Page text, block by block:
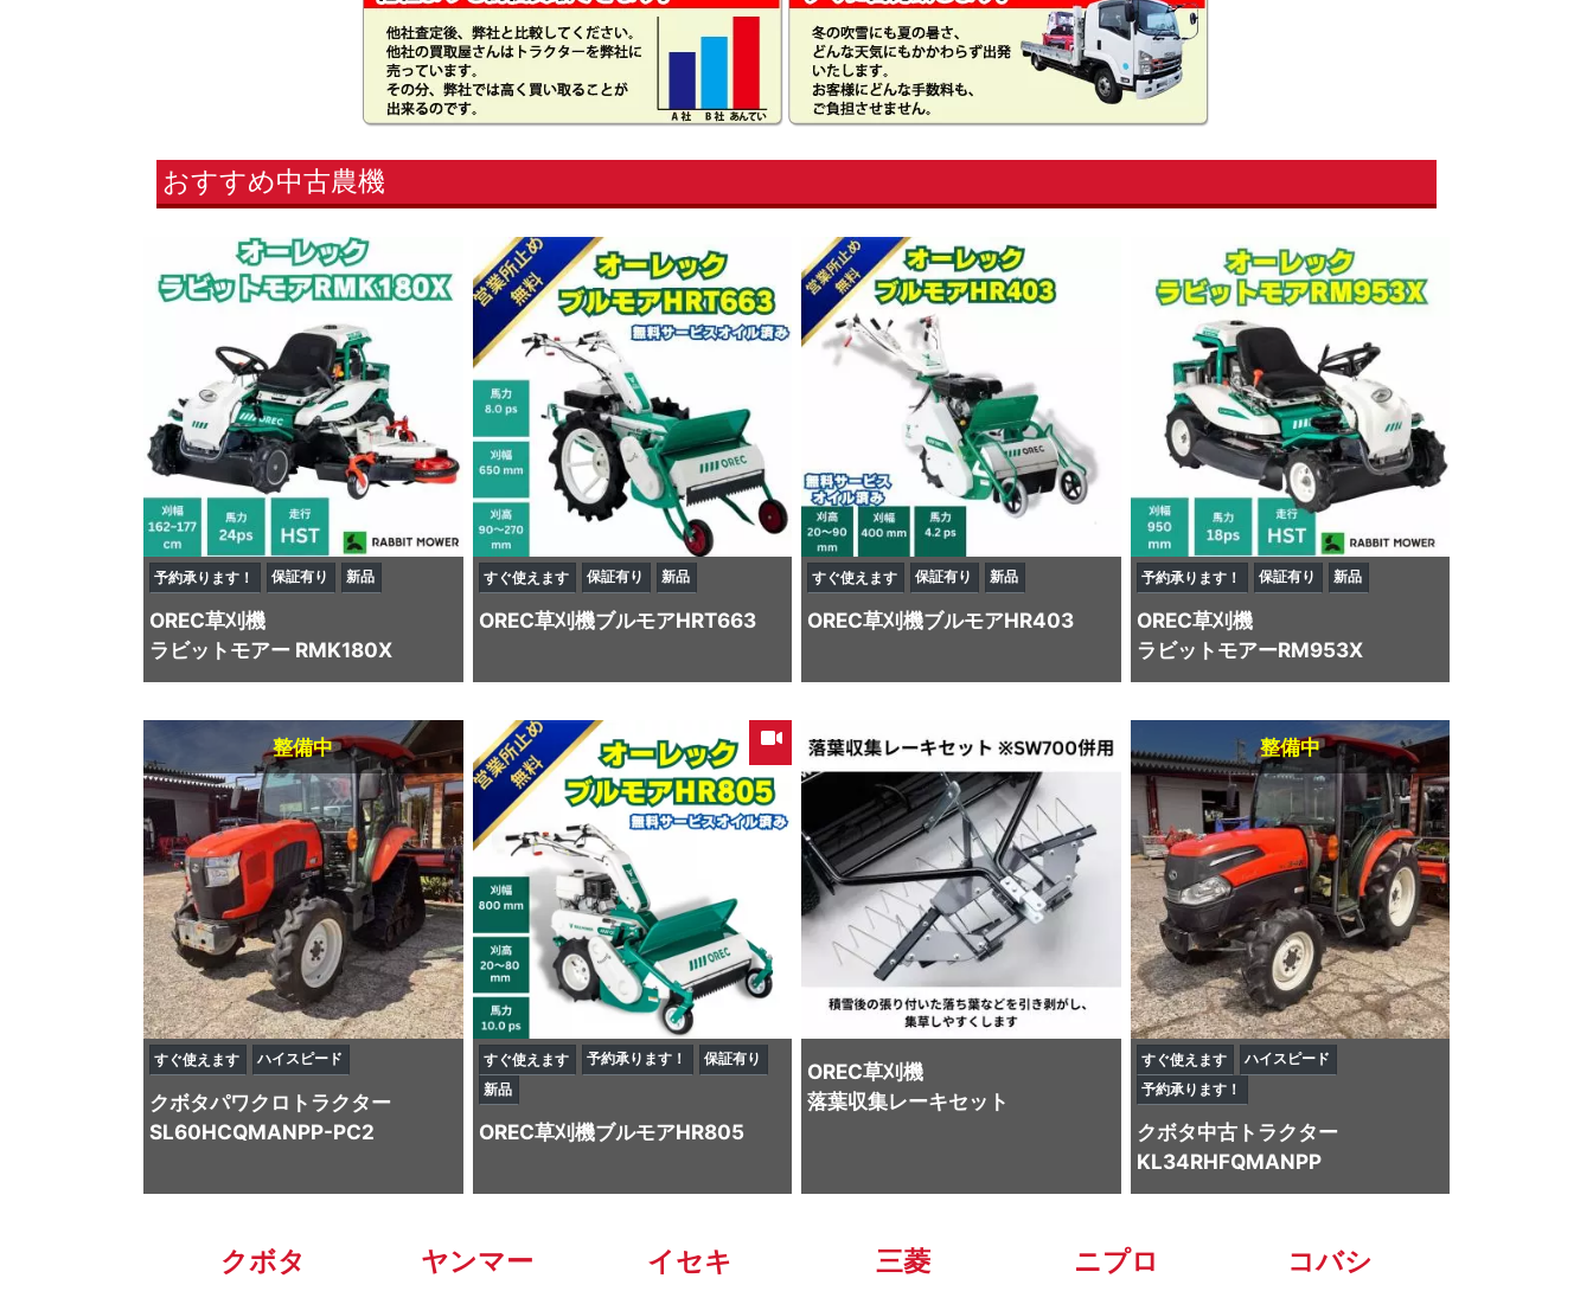
おすすめ中古農機
予約承ります！ 保証有り 新品
OREC草刈機
ラビットモアー RMK180X
すぐ使えます 保証有り 新品
OREC草刈機ブルモアHRT663
すぐ使えます 保証有り 新品
OREC草刈機ブルモアHR403
予約承ります！ 保証有り 新品
OREC草刈機
ラビットモアーRM953X
整備中
すぐ使えます ハイスピード
クボタパワクロトラクター
SL60HCQMANPP-PC2
すぐ使えます 予約承ります！
保証有り
新品
OREC草刈機ブルモアHR805
OREC草刈機
落葉収集レーキセット
整備中
すぐ使えます
ハイスピード
予約承ります！
クボタ中古トラクター
KL34RHFQMANPP
クボタ ヤンマー イセキ 三菱 ニプロ コバシ